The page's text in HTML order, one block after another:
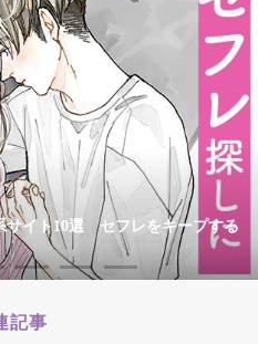
サイト10選 セフレをキープする
記事